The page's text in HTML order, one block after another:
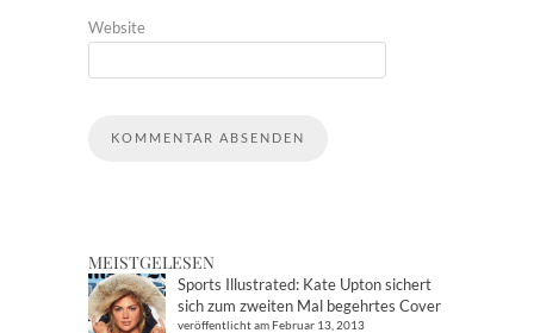
Website
MEISTGELESEN
Sports Illustrated: Kate Upton sichert
sich zum zweiten Mal begehrtes Cover
veröffentlicht am Februar 13, 2013